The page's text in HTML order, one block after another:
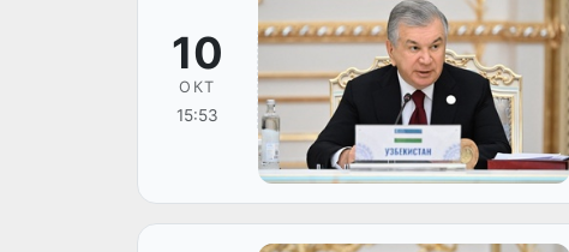
10
ОКТ
15:53